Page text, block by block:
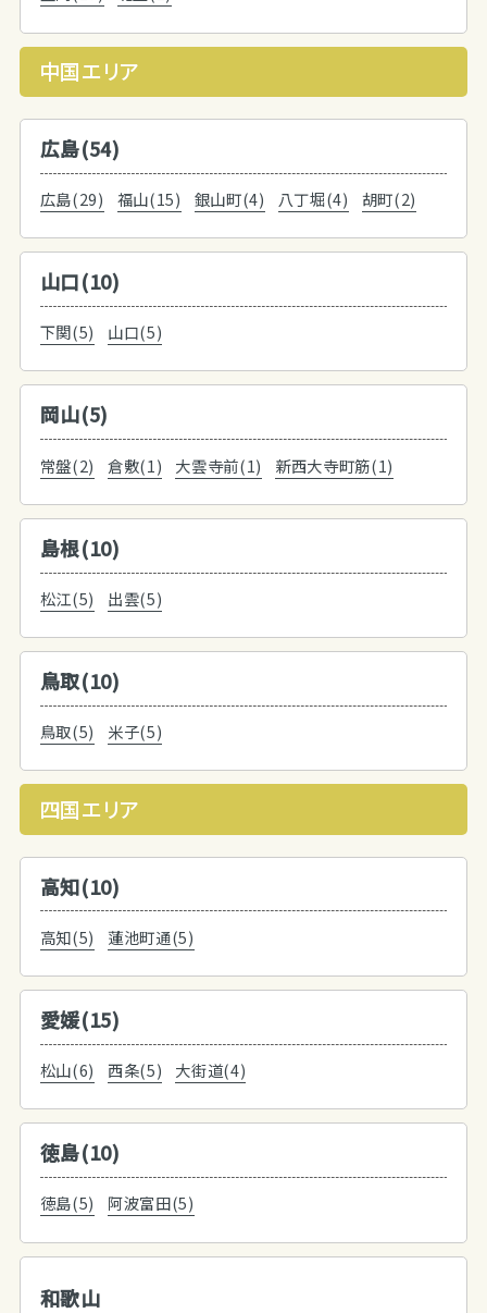
中国エリア
広島(54)
広島(29) 福山(15) 銀山町(4) 八丁堀(4) 胡町(2)
山口(10)
下関(5) 山口(5)
岡山(5)
常盤(2) 倉敷(1) 大雲寺前(1) 新西大寺町筋(1)
島根(10)
松江(5) 出雲(5)
鳥取(10)
鳥取(5) 米子(5)
四国エリア
高知(10)
高知(5) 蓮池町通(5)
愛媛(15)
松山(6) 西条(5) 大街道(4)
徳島(10)
徳島(5) 阿波富田(5)
和歌山